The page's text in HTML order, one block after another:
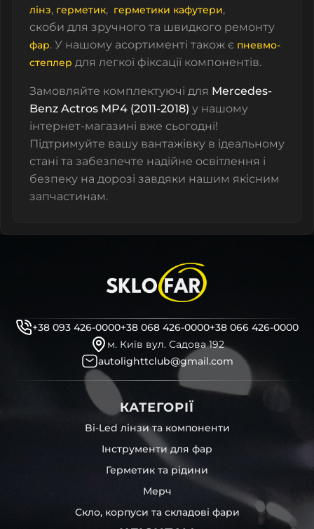
лінз, герметик, герметики кафутери,
скоби для зручного та швидкого ремонту
фар. У нашому асортименті також є пневмо-
степлер для легкої фіксації компонентів.
Замовляйте комплектуючі для Mercedes-
Benz Actros MP4 (2011-2018) у нашому
інтернет-магазині вже сьогодні!
Підтримуйте вашу вантажівку в ідеальному
стані та забезпечте надійне освітлення і
безпеку на дорозі завдяки нашим якісним
запчастинам.
+38 093 426-0000+38 068 426-0000+38 066 426-0000
м. Київ вул. Садова 192
autolighttclub@gmail.com
КАТЕГОРІЇ
Bi-Led лінзи та компоненти
Інструменти для фар
Герметик та рідини
Мерч
Скло, корпуси та складові фари